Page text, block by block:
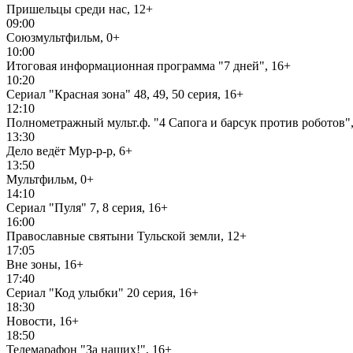
Пришельцы среди нас, 12+
09:00
Союзмультфильм, 0+
10:00
Итоговая информационная программа "7 дней", 16+
10:20
Сериал "Красная зона" 48, 49, 50 серия, 16+
12:10
Полнометражный мульт.ф. "4 Сапога и барсук против
13:30
Дело ведёт Мур-р-р, 6+
13:50
Мультфильм, 0+
14:10
Сериал "Пуля" 7, 8 серия, 16+
16:00
Православные святыни Тульской земли, 12+
17:05
Вне зоны, 16+
17:40
Сериал "Код улыбки" 20 серия, 16+
18:30
Новости, 16+
18:50
Телемарафон "За наших!", 16+